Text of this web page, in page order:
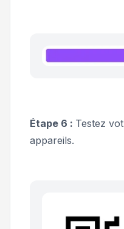
Étape 6 : Testez
appareils.